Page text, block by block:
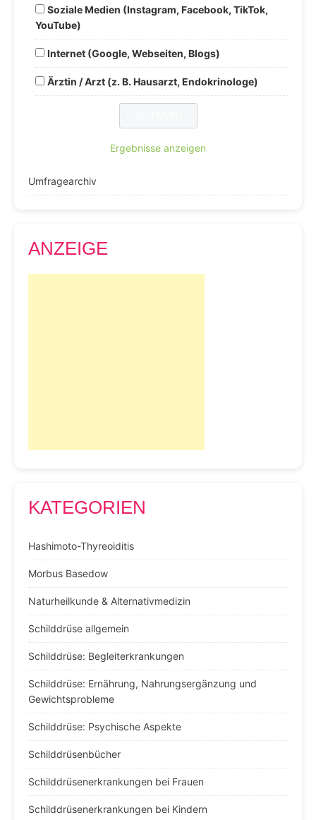
Soziale Medien (Instagram, Facebook, TikTok,
YouTube)
Internet (Google, Webseiten, Blogs)
Ärztin / Arzt (z. B. Hausarzt, Endokrinologe)
Ergebnisse anzeigen
Umfragearchiv
ANZEIGE
KATEGORIEN
Hashimoto-Thyreoiditis
Morbus Basedow
Naturheilkunde & Alternativmedizin
Schilddrüse allgemein
Schilddrüse: Begleiterkrankungen
Schilddrüse: Ernährung, Nahrungsergänzung und
Gewichtsprobleme
Schilddrüse: Psychische Aspekte
Schilddrüsenbücher
Schilddrüsenerkrankungen bei Frauen
Schilddrüsenerkrankungen bei Kindern